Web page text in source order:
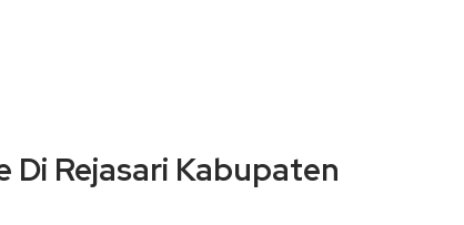
Di Rejasari Kabupaten